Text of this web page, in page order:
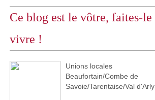
Ce blog est le vôtre, faites-le
vivre !
Unions locales
Beaufortain/Combe de
Savoie/Tarentaise/Val d'Arly